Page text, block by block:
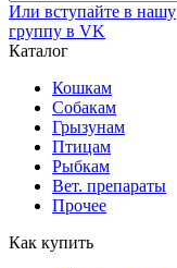
Или вступайте в нашу
группу в VK
Каталог
Кошкам
Собакам
Грызунам
Птицам
Рыбкам
Вет. препараты
Прочее
Как купить